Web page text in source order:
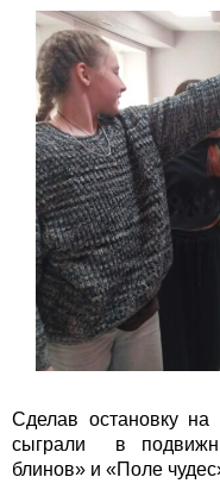
Сделав остановку
сыграли в
блинов» и «Поле